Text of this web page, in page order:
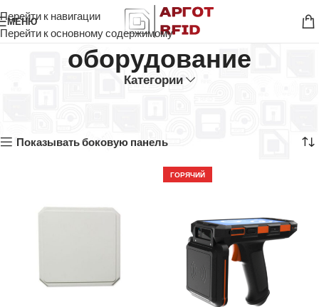
Перейти к навигации
Перейти к основному содержимому
МЕНЮ
оборудование
Категории
Показывать боковую панель
ГОРЯЧИЙ